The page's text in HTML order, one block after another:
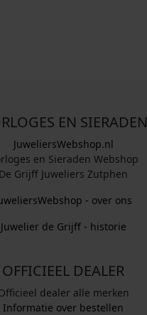
EN SIERADEN
JuweliersWebshop.nl
en Sieraden Webshop
De Grijff Juweliers Zutphen
- over ons
Juwelier de Grijff - historie
OFFICIEEL DEALER
dealer alle merken
Informatie over bestellen